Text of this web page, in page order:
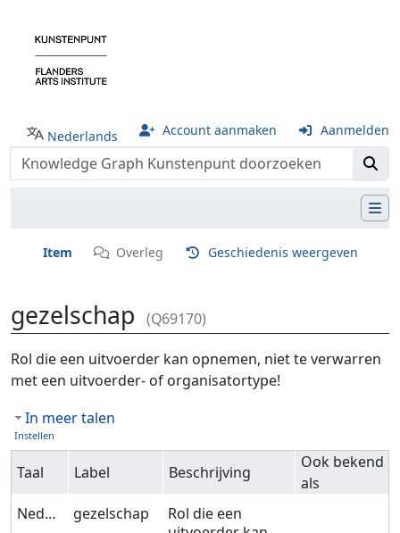
Nederlands Account aanmaken Aanmelden
Item Overleg Geschiedenis weergeven
gezelschap (Q69170)
Ga naar:navigatie,zoeken
Rol die een uitvoerder kan opnemen, niet te verwarren
met een uitvoerder- of organisatortype!
In meer talen
Instellen
Taal Label Beschrijving
Ook bekend
als
Nederlands
gezelschap
Rol die een